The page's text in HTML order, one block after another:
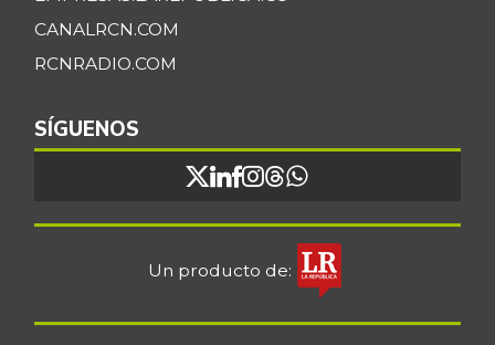
CANALRCN.COM
RCNRADIO.COM
SÍGUENOS
Un producto de: